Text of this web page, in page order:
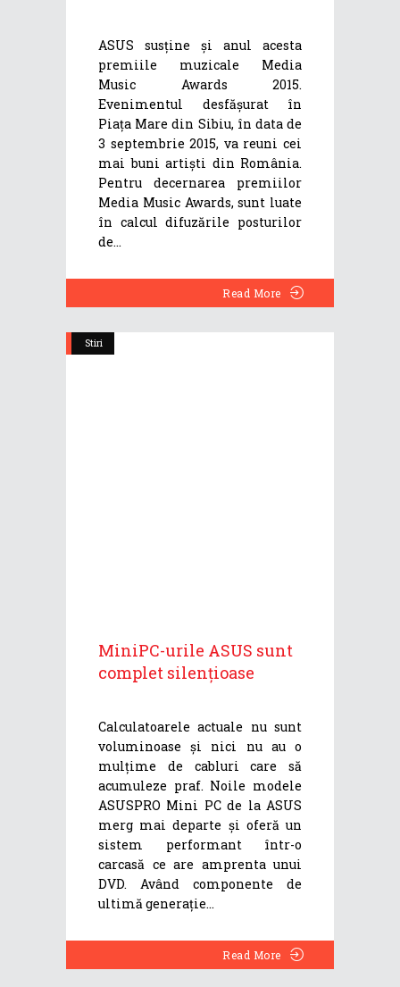
ASUS susține și anul acesta
premiile muzicale Media
Music Awards 2015.
Evenimentul desfăşurat în
Piaţa Mare din Sibiu, în data de
3 septembrie 2015, va reuni cei
mai buni artiști din România.
Pentru decernarea premiilor
Media Music Awards, sunt luate
în calcul difuzările posturilor
de
Read More
Stiri
MiniPC-urile ASUS sunt
complet silențioase
Calculatoarele actuale nu sunt
voluminoase și nici nu au o
mulțime de cabluri care să
acumuleze praf. Noile modele
ASUSPRO Mini PC de la ASUS
merg mai departe și oferă un
sistem performant într-o
carcasă ce are amprenta unui
DVD. Având componente de
ultimă generație
Read More